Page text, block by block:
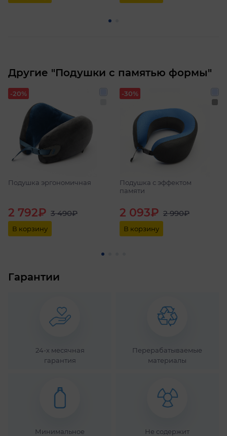
Другие "Подушки с памятью формы"
-20%
Подушка эргономичная
2 792₽ 3 490₽
В корзину
-30%
Подушка с эффектом
памяти
2 093₽ 2 990₽
В корзину
Гарантии
24-x месячная
гарантия
Перерабатываемые
материалы
Минимальное
Не содержит